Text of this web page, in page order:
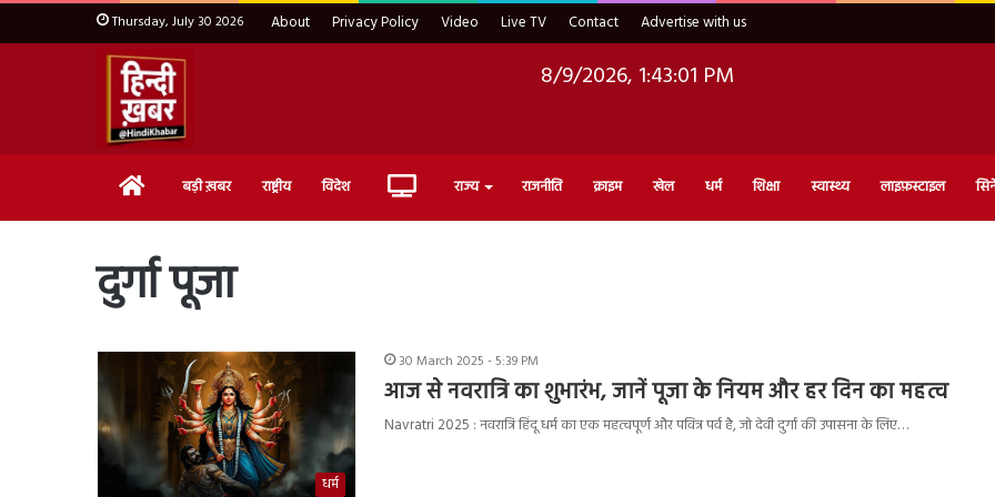
Thursday, July 30 2026 About Privacy Policy Video Live TV Contact Advertise with us
8/9/2026, 1:43:02 PM
Home बड़ी ख़बर राष्ट्रीय विदेश Live राज्य राजनीति क्राइम खेल धर्म शिक्षा स्वास्थ्य लाइफ़स्टाइल
दुर्गा पूजा
धर्म
30 March 2025 - 5:39 PM
आज से नवरात्रि का शुभारंभ, जानें पूजा के नियम और हर दिन का महत्व
Navratri 2025 : नवरात्रि हिंदू धर्म का एक महत्वपूर्ण और पवित्र पर्व है, जो देवी दुर्गा की उपासना के लिए…